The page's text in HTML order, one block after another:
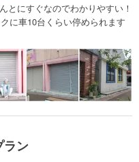
とにすぐなのでわかりやすい！
に車10台くらい停められます
ラン